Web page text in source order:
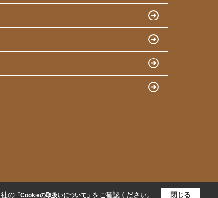
の「Cookieの取扱いについて」 をご確認ください。 閉じる